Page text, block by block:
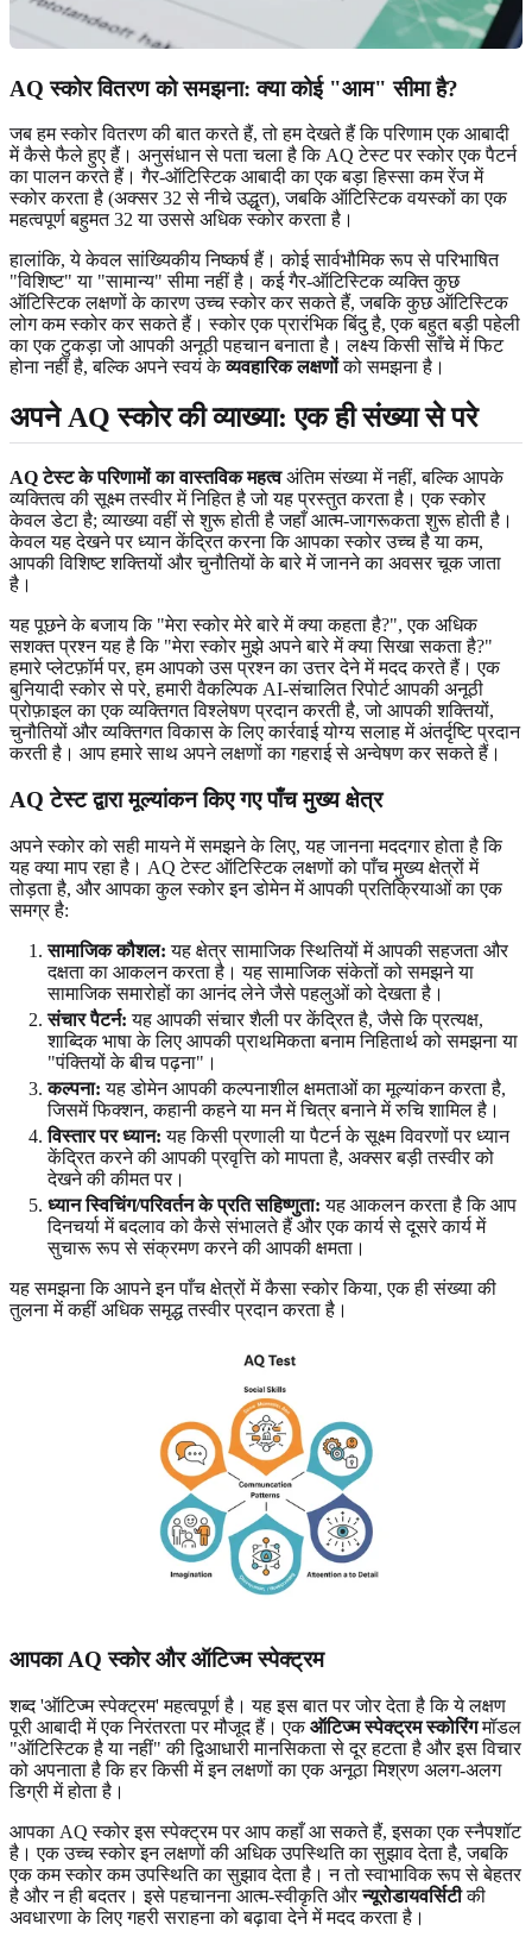
AQ स्कोर वितरण को समझना: क्या कोई "आम" सीमा है?
जब हम स्कोर वितरण की बात करते हैं, तो हम देखते हैं कि परिणाम एक आबादी
में कैसे फैले हुए हैं। अनुसंधान से पता चला है कि AQ टेस्ट पर स्कोर एक पैटर्न
का पालन करते हैं। गैर-ऑटिस्टिक आबादी का एक बड़ा हिस्सा कम रेंज में
स्कोर करता है (अक्सर 32 से नीचे उद्धृत), जबकि ऑटिस्टिक वयस्कों का एक
महत्वपूर्ण बहुमत 32 या उससे अधिक स्कोर करता है।
हालांकि, ये केवल सांख्यिकीय निष्कर्ष हैं। कोई सार्वभौमिक रूप से परिभाषित
"विशिष्ट" या "सामान्य" सीमा नहीं है। कई गैर-ऑटिस्टिक व्यक्ति कुछ
ऑटिस्टिक लक्षणों के कारण उच्च स्कोर कर सकते हैं, जबकि कुछ ऑटिस्टिक
लोग कम स्कोर कर सकते हैं। स्कोर एक प्रारंभिक बिंदु है, एक बहुत बड़ी पहेली
का एक टुकड़ा जो आपकी अनूठी पहचान बनाता है। लक्ष्य किसी साँचे में फिट
होना नहीं है, बल्कि अपने स्वयं केव्यवहारिक लक्षणोंको समझना है।
अपने AQ स्कोर की व्याख्या: एक ही संख्या से परे
AQ टेस्ट के परिणामों का वास्तविक महत्वअंतिम संख्या में नहीं, बल्कि आपके
व्यक्तित्व की सूक्ष्म तस्वीर में निहित है जो यह प्रस्तुत करता है। एक स्कोर
केवल डेटा है; व्याख्या वहीं से शुरू होती है जहाँ आत्म-जागरूकता शुरू होती है।
केवल यह देखने पर ध्यान केंद्रित करना कि आपका स्कोर उच्च है या कम,
आपकी विशिष्ट शक्तियों और चुनौतियों के बारे में जानने का अवसर चूक जाता
है।
यह पूछने के बजाय कि "मेरा स्कोर मेरे बारे में क्या कहता है?", एक अधिक
सशक्त प्रश्न यह है कि "मेरा स्कोर मुझे अपने बारे में क्या सिखा सकता है?"
हमारे प्लेटफ़ॉर्म पर, हम आपको उस प्रश्न का उत्तर देने में मदद करते हैं। एक
बुनियादी स्कोर से परे, हमारी वैकल्पिक AI-संचालित रिपोर्ट आपकी अनूठी
प्रोफ़ाइल का एक व्यक्तिगत विश्लेषण प्रदान करती है, जो आपकी शक्तियों,
चुनौतियों और व्यक्तिगत विकास के लिए कार्रवाई योग्य सलाह में अंतर्दृष्टि प्रदान
करती है। आप हमारे साथ अपने लक्षणों कागहराई से अन्वेषण कर सकते हैं।
AQ टेस्ट द्वारा मूल्यांकन किए गए पाँच मुख्य क्षेत्र
अपने स्कोर को सही मायने में समझने के लिए, यह जानना मददगार होता है कि
यह क्या माप रहा है। AQ टेस्ट ऑटिस्टिक लक्षणों को पाँच मुख्य क्षेत्रों में
तोड़ता है, और आपका कुल स्कोर इन डोमेन में आपकी प्रतिक्रियाओं का एक
समग्र है:
सामाजिक कौशल: यह क्षेत्र सामाजिक स्थितियों में आपकी सहजता और
दक्षता का आकलन करता है। यह सामाजिक संकेतों को समझने या
सामाजिक समारोहों का आनंद लेने जैसे पहलुओं को देखता है।
संचार पैटर्न: यह आपकी संचार शैली पर केंद्रित है, जैसे कि प्रत्यक्ष,
शाब्दिक भाषा के लिए आपकी प्राथमिकता बनाम निहितार्थ को समझना या
"पंक्तियों के बीच पढ़ना"।
कल्पना: यह डोमेन आपकी कल्पनाशील क्षमताओं का मूल्यांकन करता है,
जिसमें फिक्शन, कहानी कहने या मन में चित्र बनाने में रुचि शामिल है।
विस्तार पर ध्यान: यह किसी प्रणाली या पैटर्न के सूक्ष्म विवरणों पर ध्यान
केंद्रित करने की आपकी प्रवृत्ति को मापता है, अक्सर बड़ी तस्वीर को
देखने की कीमत पर।
ध्यान स्विचिंग/परिवर्तन के प्रति सहिष्णुता: यह आकलन करता है कि आप
दिनचर्या में बदलाव को कैसे संभालते हैं और एक कार्य से दूसरे कार्य में
सुचारू रूप से संक्रमण करने की आपकी क्षमता।
यह समझना कि आपने इन पाँच क्षेत्रों में कैसा स्कोर किया, एक ही संख्या की
तुलना में कहीं अधिक समृद्ध तस्वीर प्रदान करता है।
आपका AQ स्कोर और ऑटिज्म स्पेक्ट्रम
शब्द 'ऑटिज्म स्पेक्ट्रम' महत्वपूर्ण है। यह इस बात पर जोर देता है कि ये लक्षण
पूरी आबादी में एक निरंतरता पर मौजूद हैं। एकऑटिज्म स्पेक्ट्रम स्कोरिंगमॉडल
"ऑटिस्टिक है या नहीं" की द्विआधारी मानसिकता से दूर हटता है और इस विचार
को अपनाता है कि हर किसी में इन लक्षणों का एक अनूठा मिश्रण अलग-अलग
डिग्री में होता है।
आपका AQ स्कोर इस स्पेक्ट्रम पर आप कहाँ आ सकते हैं, इसका एक स्नैपशॉट
है। एक उच्च स्कोर इन लक्षणों की अधिक उपस्थिति का सुझाव देता है, जबकि
एक कम स्कोर कम उपस्थिति का सुझाव देता है। न तो स्वाभाविक रूप से बेहतर
है और न ही बदतर। इसे पहचानना आत्म-स्वीकृति औरन्यूरोडायवर्सिटीकी
अवधारणा के लिए गहरी सराहना को बढ़ावा देने में मदद करता है।